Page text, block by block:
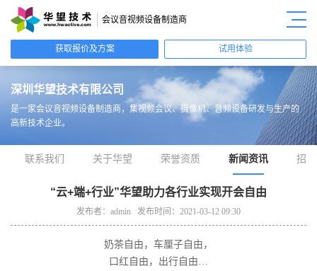
会议音视频设备制造商
获取报价及方案 试用体验
深圳华望技术有限公司
是一家会议音视频设备制造商， 集视频会议、摄像机、音频设备研发与生产的
高新技术企业。
联系我们 关于华望 荣誉资质 新闻资讯 招
“云+端+行业”华望助力各行业实现开会自由
发布者：admin 发布时间：2021-03-12 09:30
奶茶自由，车厘子自由，
口红自由，出行自由…